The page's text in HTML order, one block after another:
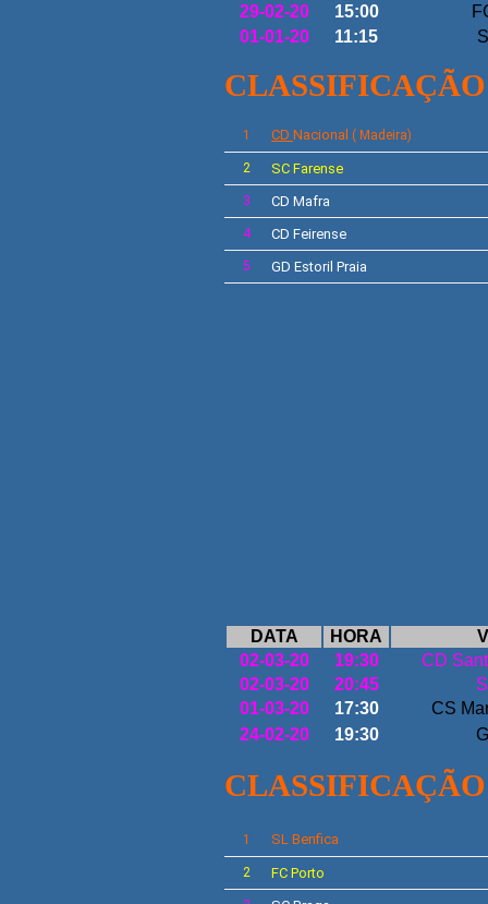
29-02-20
15:00
01-01-20
11:15
1 CD Nacional ( Madeira)
2 SC Farense
3 CD Mafra
4 CD Feirense
5 GD Estoril Praia
DATA HORA
02-03-20
19:30
CD
02-03-20
20:45
01-03-20
17:30
CS
24-02-20
19:30
1 SL Benfica
2 FC Porto